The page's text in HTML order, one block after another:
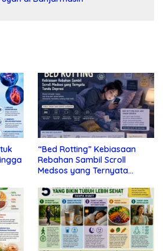
“Bed Rotting” Kebiasaan
Rebahan Sambil Scroll
Medsos yang Ternyata